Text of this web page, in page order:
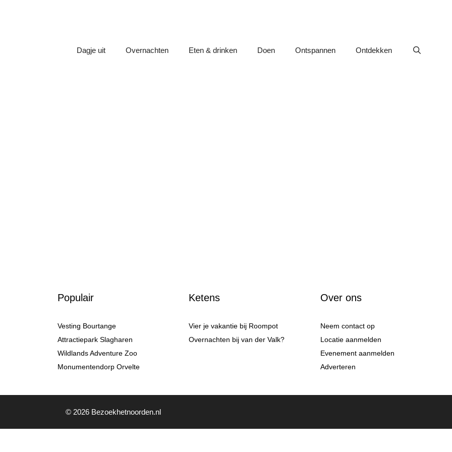
Dagje uit Overnachten Eten & drinken Doen Ontspannen Ontdekken
Populair
Vesting Bourtange
Attractiepark Slagharen
Wildlands Adventure Zoo
Monumentendorp Orvelte
Ketens
Vier je vakantie bij Roompot
Overnachten bij van der Valk?
Over ons
Neem contact op
Locatie aanmelden
Evenement aanmelden
Adverteren
© 2026 Bezoekhetnoorden.nl